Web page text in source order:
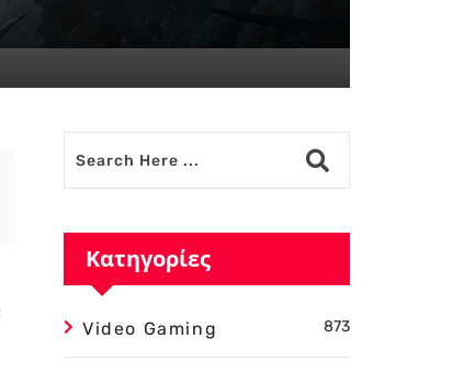
Κατηγορίες
Video Gaming 873